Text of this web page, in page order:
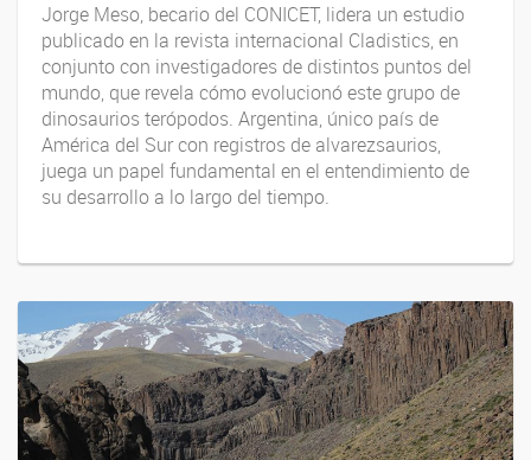
Jorge Meso, becario del CONICET, lidera un estudio
publicado en la revista internacional Cladistics, en
conjunto con investigadores de distintos puntos del
mundo, que revela cómo evolucionó este grupo de
dinosaurios terópodos. Argentina, único país de
América del Sur con registros de alvarezsaurios,
juega un papel fundamental en el entendimiento de
su desarrollo a lo largo del tiempo.